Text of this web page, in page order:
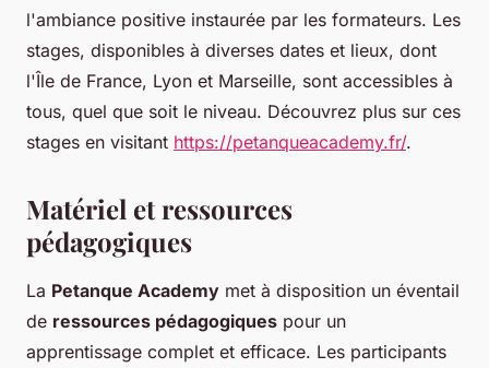
l'ambiance positive instaurée par les formateurs. Les
stages, disponibles à diverses dates et lieux, dont
l'Île de France, Lyon et Marseille, sont accessibles à
tous, quel que soit le niveau. Découvrez plus sur ces
stages en visitant https://petanqueacademy.fr/.
Matériel et ressources
pédagogiques
La Petanque Academy met à disposition un éventail
de ressources pédagogiques pour un
apprentissage complet et efficace. Les participants